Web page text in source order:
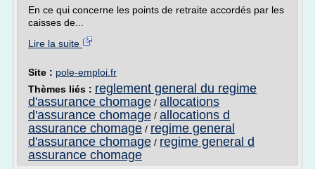
En ce qui concerne les points de retraite accordés par les
caisses de...
Lire la suite
Site : pole-emploi.fr
Thèmes liés : reglement general du regime
d'assurance chomage / allocations
d'assurance chomage / allocations d
assurance chomage / regime general
d'assurance chomage / regime general d
assurance chomage